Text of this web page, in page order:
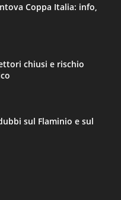
Coppa Italia: info,
chiusi e rischio
sul Flaminio e sul